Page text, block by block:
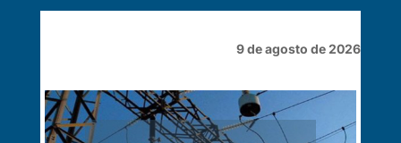
9 de agosto de 2026